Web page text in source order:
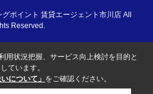
ポイント 賃貸エージェント市川店 All
Reserved.
用状況把握、サービス向上検討を目的と
ています。
について」 をご確認ください。